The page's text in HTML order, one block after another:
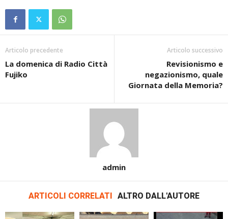
Articolo precedente
La domenica di Radio Città
Fujiko
Articolo successivo
Revisionismo e
negazionismo, quale
Giornata della Memoria?
admin
ARTICOLI CORRELATI ALTRO DALL'AUTORE